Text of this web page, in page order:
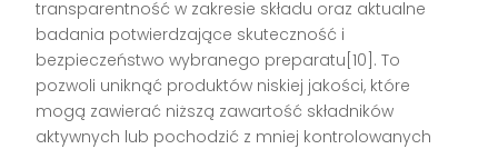
transparentność w zakresie składu oraz aktualne
badania potwierdzające skuteczność i
bezpieczeństwo wybranego preparatu[10]. To
pozwoli uniknąć produktów niskiej jakości, które
mogą zawierać niższą zawartość składników
aktywnych lub pochodzić z mniej kontrolowanych